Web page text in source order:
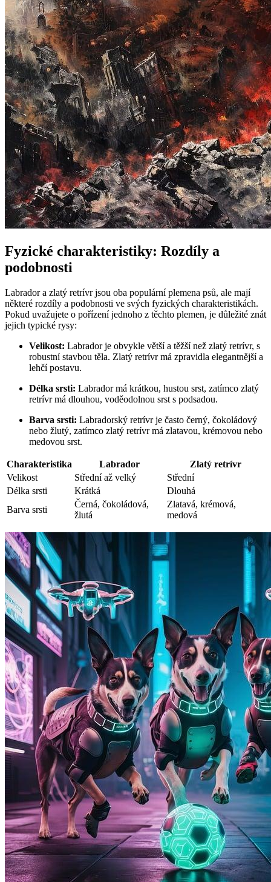
Fyzické charakteristiky: ⁢Rozdíly a
podobnosti
Labrador ​a zlatý retrívr⁤ jsou oba‍ populární plemena psů, ale ⁣mají​
některé rozdíly ​a podobnosti ve svých fyzických charakteristikách.
Pokud uvažujete​ o pořízení jednoho z těchto plemen, je​ důležité ‍znát
jejich ​typické rysy:
Velikost: Labrador je obvykle větší a těžší než ⁣zlatý retrívr, s‌
robustní ⁤stavbou těla. Zlatý retrívr má zpravidla elegantnější a
lehčí postavu.
Délka srsti: Labrador má krátkou, ‍hustou srst, zatímco zlatý
⁣retrívr má dlouhou, voděodolnou srst s podsadou.
Barva⁢ srsti: Labradorský retrívr je často ⁢černý, čokoládový
nebo ‍žlutý, zatímco ‌zlatý retrívr má zlatavou,‌ krémovou nebo
medovou srst.
Charakteristika Labrador
Zlatý ​retrívr
Velikost
Střední až velký
Střední
Délka ​srsti
Krátká
Dlouhá
Barva⁤ srsti
Černá, čokoládová,
žlutá
Zlatavá, krémová,
medová